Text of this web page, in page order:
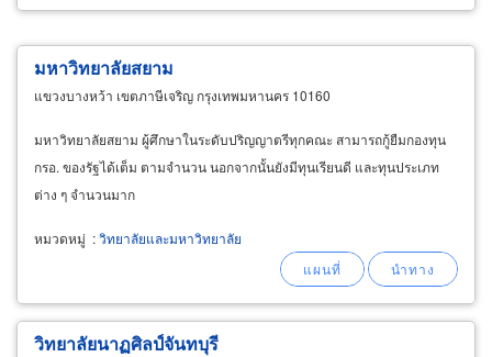
มหาวิทยาลัยสยาม
แขวงบางหว้า เขตภาษีเจริญ กรุงเทพมหานคร 10160
มหาวิทยาลัยสยาม ผู้ศึกษาในระดับปริญญาตรีทุกคณะ สามารถกู้ยืมกองทุน
กรอ. ของรัฐได้เต็ม ตามจำนวน นอกจากนั้นยังมีทุนเรียนดี และทุนประเภท
ต่าง ๆ จำนวนมาก
หมวดหมู่ :วิทยาลัยและมหาวิทยาลัย
วิทยาลัยนาฏศิลป์จันทบุรี